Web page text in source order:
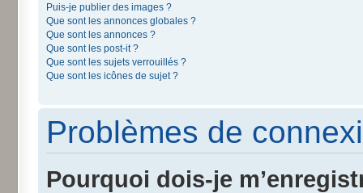
Puis-je publier des images ?
Que sont les annonces globales ?
Que sont les annonces ?
Que sont les post-it ?
Que sont les sujets verrouillés ?
Que sont les icônes de sujet ?
Problèmes de
Pourquoi dois-je